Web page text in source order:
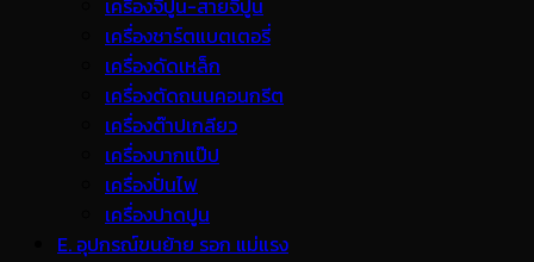
เครื่องจี้ปูน-สายจี้ปูน
เครื่องชาร์ตแบตเตอรี่
เครื่องดัดเหล็ก
เครื่องตัดถนนคอนกรีต
เครื่องต๊าปเกลียว
เครื่องบากแป๊ป
เครื่องปั่นไฟ
เครื่องปาดปูน
E. อุปกรณ์ขนย้าย รอก แม่แรง